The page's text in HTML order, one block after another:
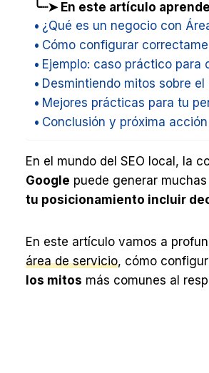
╰┈➤ En este artículo
¿Qué es un negocio con
Cómo configurar
Ejemplo: caso práctico para
Desmintiendo mitos sobre
Mejores prácticas para tu
Conclusión y próxima acción
En el mundo del SEO local, la
Google puede generar
tu posicionamiento incluir
En este artículo vamos a
área de servicio, cómo
los mitos más comunes al